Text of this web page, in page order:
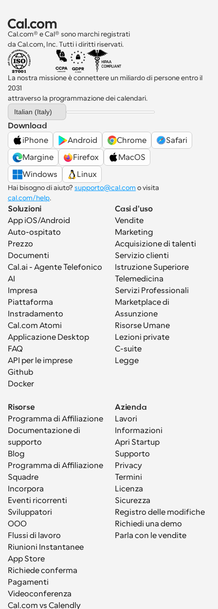
Cal.com® e Cal® sono marchi registrati
da Cal.com, Inc. Tutti i diritti riservati.
La nostra missione è connettere un miliardo di persone entro il
2031
attraverso la programmazione dei calendari.
Select Language
Italian (Italy)
Download
iPhone
Android Chrome
Safari
Margine
Firefox
MacOS
Windows
Linux
Hai bisogno di aiuto? supporto@cal.com
cal.com/help.
Soluzioni
App iOS/Android
Auto-ospitato
Prezzo
Documenti
Cal.ai - Agente Telefonico
AI
Impresa
Piattaforma
Instradamento
Cal.com Atomi
Applicazione Desktop
FAQ
API per le imprese
Github
Docker
Casi d'uso
Vendite
Marketing
Acquisizione di talenti
Servizio clienti
Istruzione Superiore
Telemedicina
Servizi Professionali
Marketplace di
Assunzione
Risorse Umane
Lezioni private
C-suite
Legge
Risorse
Programma di Affiliazione
Documentazione di
supporto
Blog
Programma di Affiliazione
Squadre
Incorpora
Eventi ricorrenti
Sviluppatori
OOO
Flussi di lavoro
Riunioni Instantanee
App Store
Richiede conferma
Pagamenti
Videoconferenza
Cal.com vs Calendly
Azienda
Lavori
Informazioni
Apri Startup
Supporto
Privacy
Termini
Licenza
Sicurezza
Registro delle modifiche
Richiedi una demo
Parla con le vendite